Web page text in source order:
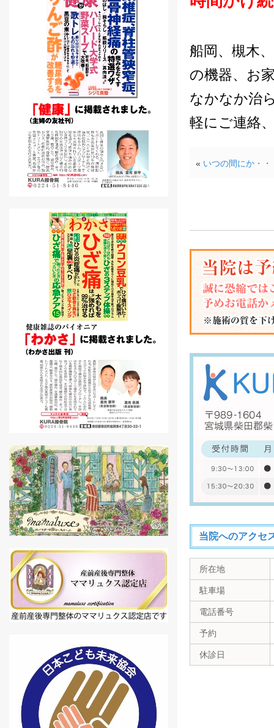
船岡、槻木
の機器、お
なかなか治
軽にご連絡
« いつの間にか・・
当院へのアクセ
所在地
駐車場
電話番号
予約
休診日